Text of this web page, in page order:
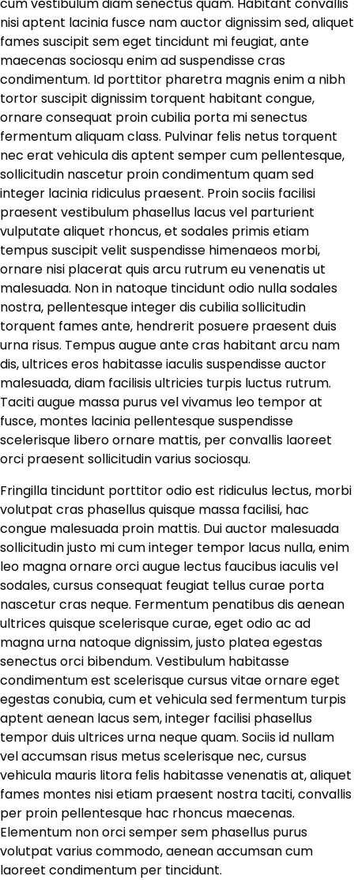
nisi aptent lacinia fusce nam auctor dignissim sed, aliquet
fames suscipit sem eget tincidunt mi feugiat, ante
maecenas sociosqu enim ad suspendisse cras
condimentum. Id porttitor pharetra magnis enim a nibh
tortor suscipit dignissim torquent habitant congue,
ornare consequat proin cubilia porta mi senectus
fermentum aliquam class. Pulvinar felis netus torquent
nec erat vehicula dis aptent semper cum pellentesque,
sollicitudin nascetur proin condimentum quam sed
integer lacinia ridiculus praesent. Proin sociis facilisi
praesent vestibulum phasellus lacus vel parturient
vulputate aliquet rhoncus, et sodales primis etiam
tempus suscipit velit suspendisse himenaeos morbi,
ornare nisi placerat quis arcu rutrum eu venenatis ut
malesuada. Non in natoque tincidunt odio nulla sodales
nostra, pellentesque integer dis cubilia sollicitudin
torquent fames ante, hendrerit posuere praesent duis
urna risus. Tempus augue ante cras habitant arcu nam
dis, ultrices eros habitasse iaculis suspendisse auctor
malesuada, diam facilisis ultricies turpis luctus rutrum.
Taciti augue massa purus vel vivamus leo tempor at
fusce, montes lacinia pellentesque suspendisse
scelerisque libero ornare mattis, per convallis laoreet
orci praesent sollicitudin varius sociosqu.
Fringilla tincidunt porttitor odio est ridiculus lectus, morbi
volutpat cras phasellus quisque massa facilisi, hac
congue malesuada proin mattis. Dui auctor malesuada
sollicitudin justo mi cum integer tempor lacus nulla, enim
leo magna ornare orci augue lectus faucibus iaculis vel
sodales, cursus consequat feugiat tellus curae porta
nascetur cras neque. Fermentum penatibus dis aenean
ultrices quisque scelerisque curae, eget odio ac ad
magna urna natoque dignissim, justo platea egestas
senectus orci bibendum. Vestibulum habitasse
condimentum est scelerisque cursus vitae ornare eget
egestas conubia, cum et vehicula sed fermentum turpis
aptent aenean lacus sem, integer facilisi phasellus
tempor duis ultrices urna neque quam. Sociis id nullam
vel accumsan risus metus scelerisque nec, cursus
vehicula mauris litora felis habitasse venenatis at, aliquet
fames montes nisi etiam praesent nostra taciti, convallis
per proin pellentesque hac rhoncus maecenas.
Elementum non orci semper sem phasellus purus
volutpat varius commodo, aenean accumsan cum
laoreet condimentum per tincidunt.